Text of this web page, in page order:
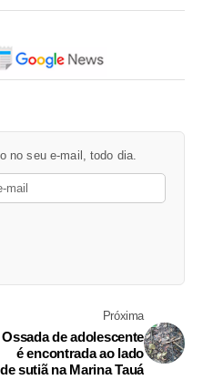
no seu e-mail, todo dia.
Próxima
Ossada de adolescente
é encontrada ao lado
de sutiã na Marina Tauá